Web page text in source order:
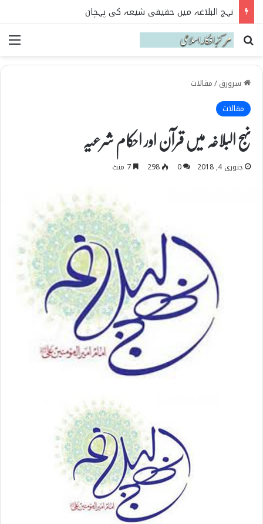
نہج البلاغہ میں حقیقی شیعہ کی پہچان
Search for
سرورق/مقالات
مقالات
نہج البلاغہ میں قرآن اور احکام شرعیہ
جنوری 4, 2018 0
298